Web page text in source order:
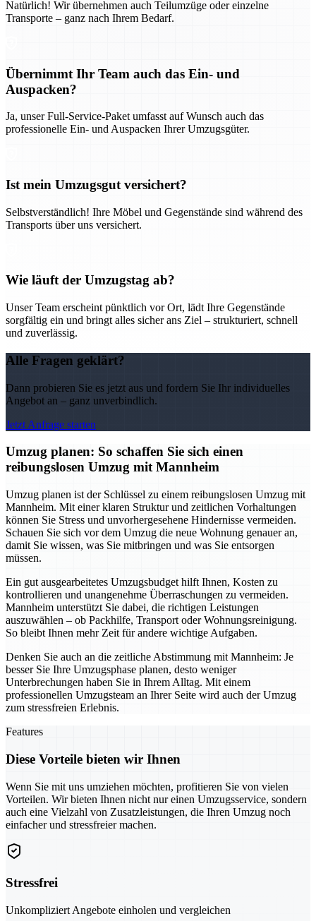
Natürlich! Wir übernehmen auch Teilumzüge oder einzelne
Transporte – ganz nach Ihrem Bedarf.
Übernimmt Ihr Team auch das Ein- und
Auspacken?
Ja, unser Full-Service-Paket umfasst auf Wunsch auch das
professionelle Ein- und Auspacken Ihrer Umzugsgüter.
Ist mein Umzugsgut versichert?
Selbstverständlich! Ihre Möbel und Gegenstände sind während des
Transports über uns versichert.
Wie läuft der Umzugstag ab?
Unser Team erscheint pünktlich vor Ort, lädt Ihre Gegenstände
sorgfältig ein und bringt alles sicher ans Ziel – strukturiert, schnell
und zuverlässig.
Alle Fragen geklärt?
Dann probieren Sie es jetzt aus und fordern Sie Ihr individuelles
Angebot an – ganz unverbindlich.
Jetzt Anfrage starten
Umzug planen: So schaffen Sie sich einen
reibungslosen Umzug mit Mannheim
Umzug planen ist der Schlüssel zu einem reibungslosen Umzug mit
Mannheim. Mit einer klaren Struktur und zeitlichen Vorhaltungen
können Sie Stress und unvorhergesehene Hindernisse vermeiden.
Schauen Sie sich vor dem Umzug die neue Wohnung genauer an,
damit Sie wissen, was Sie mitbringen und was Sie entsorgen
müssen.
Ein gut ausgearbeitetes Umzugsbudget hilft Ihnen, Kosten zu
kontrollieren und unangenehme Überraschungen zu vermeiden.
Mannheim unterstützt Sie dabei, die richtigen Leistungen
auszuwählen – ob Packhilfe, Transport oder Wohnungsreinigung.
So bleibt Ihnen mehr Zeit für andere wichtige Aufgaben.
Denken Sie auch an die zeitliche Abstimmung mit Mannheim: Je
besser Sie Ihre Umzugsphase planen, desto weniger
Unterbrechungen haben Sie in Ihrem Alltag. Mit einem
professionellen Umzugsteam an Ihrer Seite wird auch der Umzug
zum stressfreien Erlebnis.
Features
Diese Vorteile bieten wir Ihnen
Wenn Sie mit uns umziehen möchten, profitieren Sie von vielen
Vorteilen. Wir bieten Ihnen nicht nur einen Umzugsservice, sondern
auch eine Vielzahl von Zusatzleistungen, die Ihren Umzug noch
einfacher und stressfreier machen.
Stressfrei
Unkompliziert Angebote einholen und vergleichen